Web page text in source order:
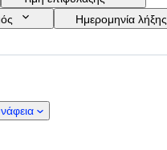
Ημερομηνία λήξης
Φύλο
Πιστοποίηση